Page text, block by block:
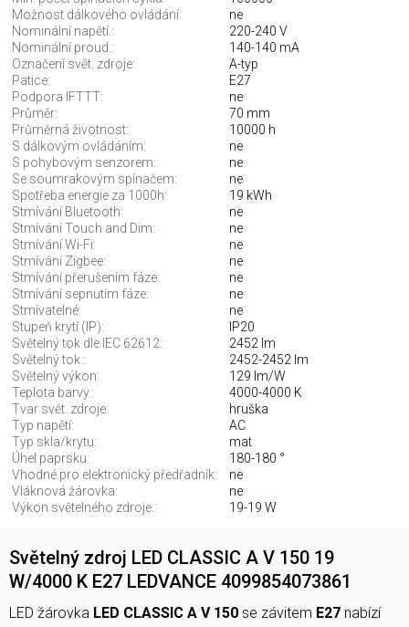
Možnost dálkového ovládání:
ne
Nominální napětí.:
220-240 V
Nominální proud.:
140-140 mA
Označení svět. zdroje:
A-typ
Patice:
E27
Podpora IFTTT:
ne
Průměr:
70 mm
Průměrná životnost:
10000 h
S dálkovým ovládáním:
ne
S pohybovým senzorem:
ne
Se soumrakovým spínačem:
ne
Spotřeba energie za 1000h:
19 kWh
Stmívání Bluetooth:
ne
Stmívání Touch and Dim:
ne
Stmívání Wi-Fi:
ne
Stmívání Zigbee:
ne
Stmívání přerušením fáze:
ne
Stmívání sepnutím fáze:
ne
Stmívatelné:
ne
Stupeň krytí (IP):
IP20
Světelný tok dle IEC 62612:
2452 lm
Světelný tok.:
2452-2452 lm
Světelný výkon:
129 lm/W
Teplota barvy.:
4000-4000 K
Tvar svět. zdroje:
hruška
Typ napětí:
AC
Typ skla/krytu:
mat
Úhel paprsku:
180-180 °
Vhodné pro elektronický předřadník:
ne
Vláknová žárovka:
ne
Výkon světelného zdroje.:
19-19 W
Světelný zdroj LED CLASSIC A V 150 19
W/4000 K E27 LEDVANCE 4099854073861
LED žárovka LED CLASSIC A V 150 se závitem E27 nabízí